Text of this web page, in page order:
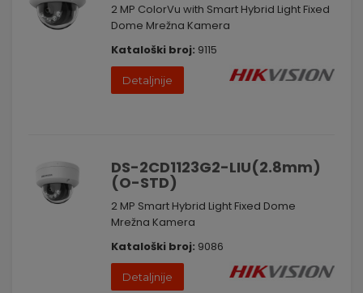
2 MP ColorVu with Smart Hybrid Light Fixed
Dome Mrežna Kamera
Kataloški broj: 9115
Detaljnije
DS-2CD1123G2-LIU(2.8mm)
(O-STD)
2 MP Smart Hybrid Light Fixed Dome
Mrežna Kamera
Kataloški broj: 9086
Detaljnije